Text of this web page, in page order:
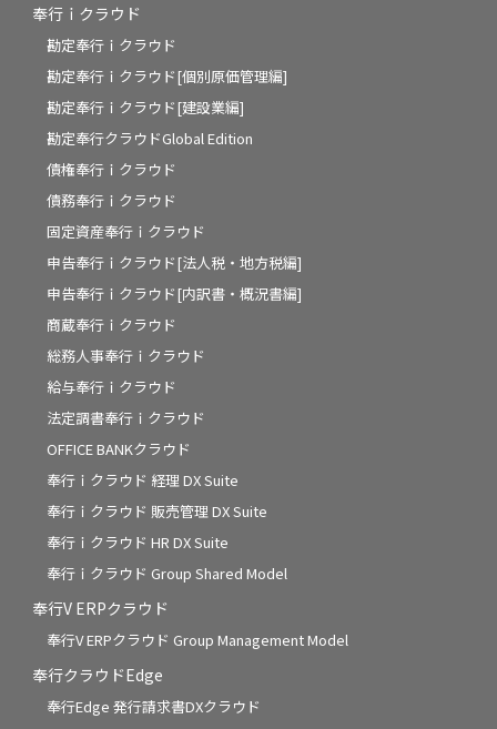
奉行ｉクラウド
勘定奉行ｉクラウド
勘定奉行ｉクラウド[個別原価管理編]
勘定奉行ｉクラウド[建設業編]
勘定奉行クラウドGlobal Edition
債権奉行ｉクラウド
債務奉行ｉクラウド
固定資産奉行ｉクラウド
申告奉行ｉクラウド[法人税・地方税編]
申告奉行ｉクラウド[内訳書・概況書編]
商蔵奉行ｉクラウド
総務人事奉行ｉクラウド
給与奉行ｉクラウド
法定調書奉行ｉクラウド
OFFICE BANKクラウド
奉行ｉクラウド 経理 DX Suite
奉行ｉクラウド 販売管理 DX Suite
奉行ｉクラウド HR DX Suite
奉行ｉクラウド Group Shared Model
奉行V ERPクラウド
奉行V ERPクラウド Group Management Model
奉行クラウドEdge
奉行Edge 発行請求書DXクラウド